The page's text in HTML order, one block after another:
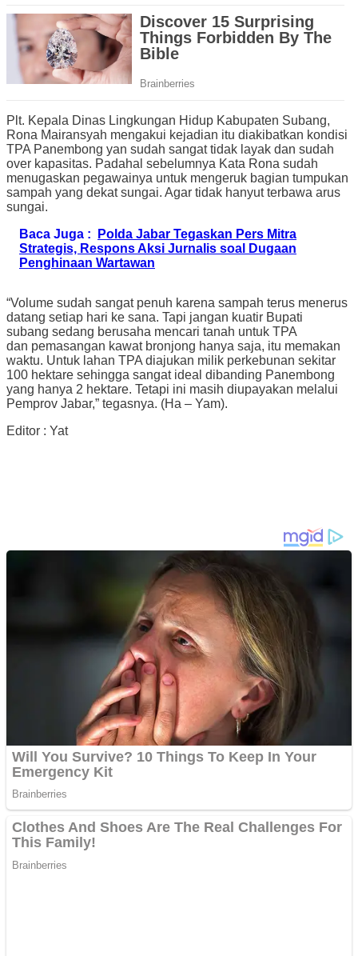
Plt. Kepala Dinas Lingkungan Hidup Kabupaten Subang,
Rona Mairansyah mengakui kejadian itu diakibatkan kondisi
TPA Panembong yan sudah sangat tidak layak dan sudah
over kapasitas. Padahal sebelumnya Kata Rona sudah
menugaskan pegawainya untuk mengeruk bagian tumpukan
sampah yang dekat sungai. Agar tidak hanyut terbawa arus
sungai.
Baca Juga :
Polda Jabar Tegaskan Pers Mitra
Strategis, Respons Aksi Jurnalis soal Dugaan
Penghinaan Wartawan
“Volume sudah sangat penuh karena sampah terus menerus
datang setiap hari ke sana. Tapi jangan kuatir Bupati
subang sedang berusaha mencari tanah untuk TPA
dan pemasangan kawat bronjong hanya saja, itu memakan
waktu. Untuk lahan TPA diajukan milik perkebunan sekitar
100 hektare sehingga sangat ideal dibanding Panembong
yang hanya 2 hektare. Tetapi ini masih diupayakan melalui
Pemprov Jabar,” tegasnya. (Ha – Yam).
Editor : Yat